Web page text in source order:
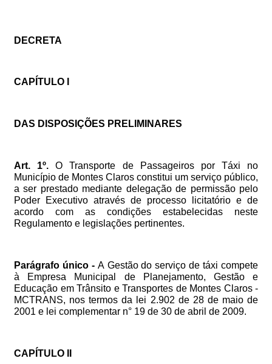
DECRETA
CAPÍTULO
DAS DISPOSIÇÕES PRELIMINARES
Art. 1º. O Transporte de Passageiros por Táxi
no
Município de Montes Claros constitui um serviço público,
a ser prestado mediante delegação de permissão pelo
Poder
Executivo através de processo licitatório e de
acordo
com as condições estabelecidas
neste
Regulamento e legislações pertinentes.
Parágrafo único - A Gestão do serviço de táxi compete
à
Empresa Municipal de Planejamento, Gestão
e
Educação em Trânsito e Transportes de Montes Claros -
MCTRANS, nos termos da lei 2.902 de 28 de maio de
2001 e lei complementar n° 19 de 30 de abril de 2009.
CAPÍTULO